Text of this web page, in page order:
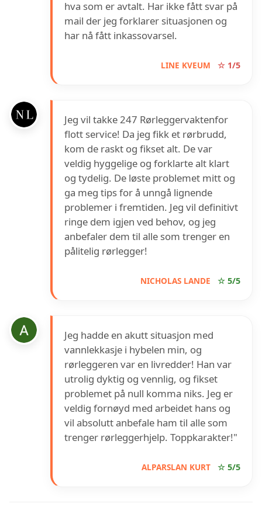
hva som er avtalt. Har ikke fått svar på
mail der jeg forklarer situasjonen og
har nå fått inkassovarsel.
LINE KVEUM ☆ 1/5
Jeg vil takke 247 Rørleggervaktenfor
flott service! Da jeg fikk et rørbrudd,
kom de raskt og fikset alt. De var
veldig hyggelige og forklarte alt klart
og tydelig. De løste problemet mitt og
ga meg tips for å unngå lignende
problemer i fremtiden. Jeg vil definitivt
ringe dem igjen ved behov, og jeg
anbefaler dem til alle som trenger en
pålitelig rørlegger!
NICHOLAS LANDE ☆ 5/5
Jeg hadde en akutt situasjon med
vannlekkasje i hybelen min, og
rørleggeren var en livredder! Han var
utrolig dyktig og vennlig, og fikset
problemet på null komma niks. Jeg er
veldig fornøyd med arbeidet hans og
vil absolutt anbefale ham til alle som
trenger rørleggerhjelp. Toppkarakter!"
ALPARSLAN KURT ☆ 5/5